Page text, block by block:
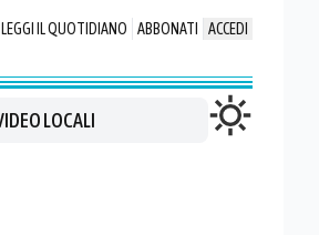
LEGGI IL QUOTIDIANO ABBONATI ACCEDI
LOCALI